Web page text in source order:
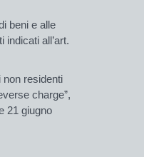
beni e alle
all’art.
non residenti
charge”,
21 giugno